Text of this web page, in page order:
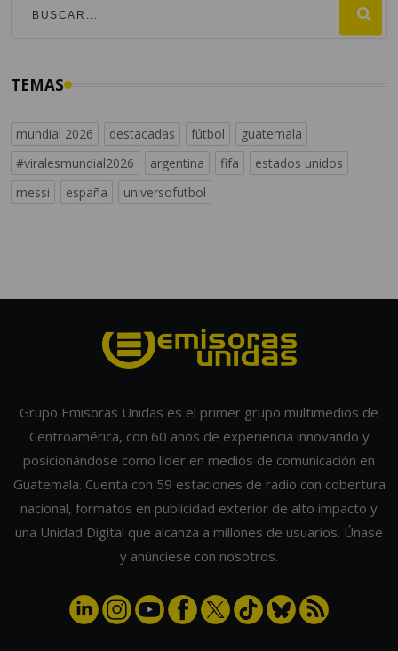
TEMAS
mundial 2026 destacadas fútbol
guatemala
#viralesmundial2026
argentina fifa
estados unidos
messi
españa universofutbol
Grupo Emisoras Unidas es el primer grupo multimedios de
Centroamérica, con 60 años de experiencia innovando y
posicionándose como líder en medios de comunicación en
Guatemala. Cuenta con 59 estaciones de radio con cobertura
nacional, formatos en publicidad exterior de alto impacto y
una Unidad Digital que alcanza a millones de usuarios. Únase
y anúnciese con nosotros.